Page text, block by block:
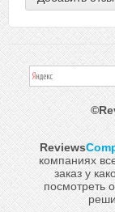
Reviews
компаниях
заказ у
посмотреть